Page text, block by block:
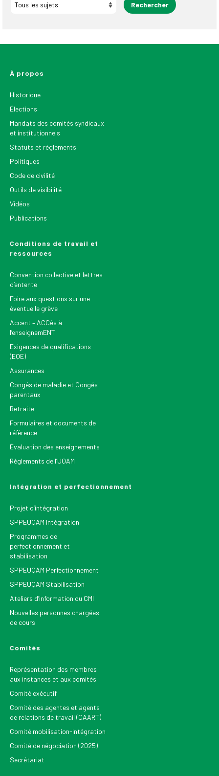
À propos
Historique
Élections
Mandats des comités syndicaux
et institutionnels
Statuts et règlements
Politiques
Code de civilité
Outils de visibilité
Vidéos
Publications
Conditions de travail et
ressources
Convention collective et lettres
d’entente
Foire aux questions sur une
éventuelle grève
Accent – ACCès à
l’enseignemENT
Exigences de qualifications
(EQE)
Assurances
Congés de maladie et Congés
parentaux
Retraite
Formulaires et documents de
référence
Évaluation des enseignements
Règlements de l’UQAM
Intégration et perfectionnement
Projet d’intégration
SPPEUQAM Intégration
Programmes de
perfectionnement et
stabilisation
SPPEUQAM Perfectionnement
SPPEUQAM Stabilisation
Ateliers d’information du CMI
Nouvelles personnes chargées
de cours
Comités
Représentation des membres
aux instances et aux comités
Comité exécutif
Comité des agentes et agents
de relations de travail (CAART)
Comité mobilisation-intégration
Comité de négociation (2025)
Secrétariat